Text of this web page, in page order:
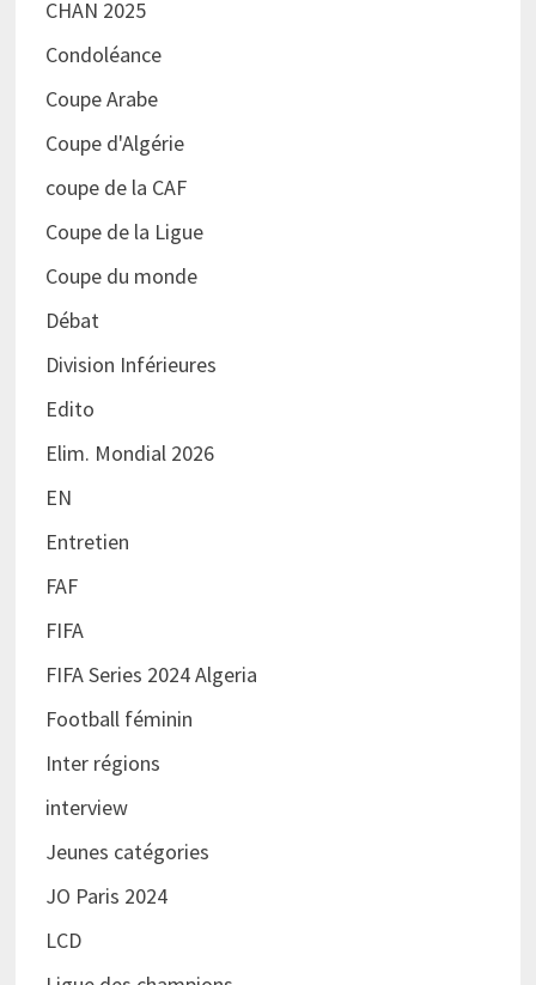
CHAN 2025
Condoléance
Coupe Arabe
Coupe d'Algérie
coupe de la CAF
Coupe de la Ligue
Coupe du monde
Débat
Division Inférieures
Edito
Elim. Mondial 2026
EN
Entretien
FAF
FIFA
FIFA Series 2024 Algeria
Football féminin
Inter régions
interview
Jeunes catégories
JO Paris 2024
LCD